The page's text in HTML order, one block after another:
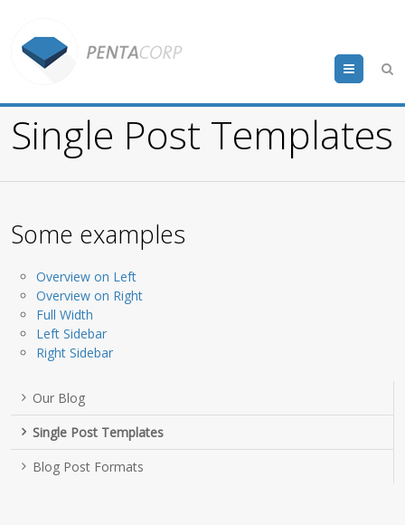
Menu
Single Post Templates
Some examples
Overview on Left
Overview on Right
Full Width
Left Sidebar
Right Sidebar
Our Blog
Single Post Templates
Blog Post Formats